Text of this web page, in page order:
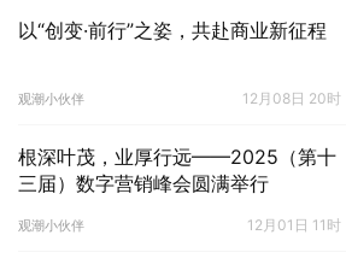
以“创变·前行”之姿，共赴商业新征程
观潮小伙伴 12月08日 20时
根深叶茂，业厚行远——2025（第十
三届）数字营销峰会圆满举行
观潮小伙伴 12月01日 11时